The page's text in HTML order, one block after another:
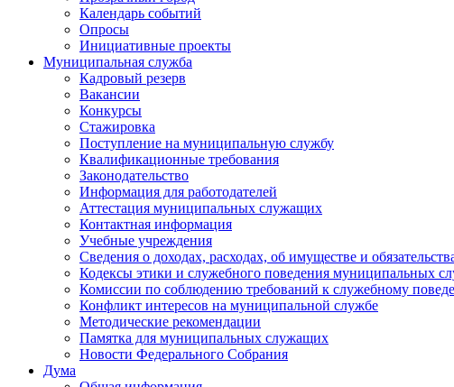
Календарь событий
Опросы
Инициативные проекты
Муниципальная служба
Кадровый резерв
Вакансии
Конкурсы
Стажировка
Поступление на муниципальную службу
Квалификационные требования
Законодательство
Информация для работодателей
Аттестация муниципальных служащих
Контактная информация
Учебные учреждения
Сведения о доходах, расходах, об имуществе и
Кодексы этики и служебного поведения муниципальных
Комиссии по соблюдению требований к служебному
Конфликт интересов на муниципальной службе
Методические рекомендации
Памятка для муниципальных служащих
Новости Федерального Cобрания
Дума